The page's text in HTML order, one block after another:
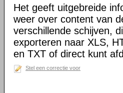
Het geeft uitgebreide
weer over content van
verschillende schijven,
exporteren naar XLS,
en TXT of direct kunt
Stel een correctie voor